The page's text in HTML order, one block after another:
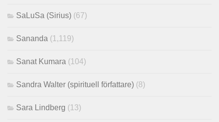
SaLuSa (Sirius) (67)
Sananda (1,119)
Sanat Kumara (104)
Sandra Walter (spirituell författare) (8)
Sara Lindberg (13)